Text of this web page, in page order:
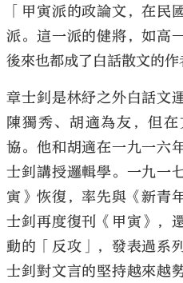
「甲寅派的政論文，在民
派。這一派的健將，如高
後來也都成了白話散文的作
章士釗是林紓之外白話文
陳獨秀、胡適為友，但
協。他和胡適在一九一六
士釗講授邏輯學。一九一
寅》恢復，率先與《新青
士釗再度復刊《甲寅》，
動的「反攻」，發表過系
士釗對文言的堅持越來越